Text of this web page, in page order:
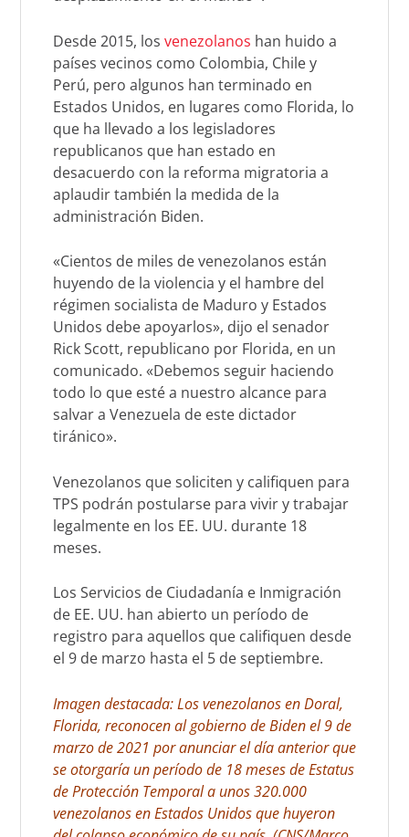
Desde 2015, los venezolanos han huido a
países vecinos como Colombia, Chile y
Perú, pero algunos han terminado en
Estados Unidos, en lugares como Florida, lo
que ha llevado a los legisladores
republicanos que han estado en
desacuerdo con la reforma migratoria a
aplaudir también la medida de la
administración Biden.
«Cientos de miles de venezolanos están
huyendo de la violencia y el hambre del
régimen socialista de Maduro y Estados
Unidos debe apoyarlos», dijo el senador
Rick Scott, republicano por Florida, en un
comunicado. «Debemos seguir haciendo
todo lo que esté a nuestro alcance para
salvar a Venezuela de este dictador
tiránico».
Venezolanos que soliciten y califiquen para
TPS podrán postularse para vivir y trabajar
legalmente en los EE. UU. durante 18
meses.
Los Servicios de Ciudadanía e Inmigración
de EE. UU. han abierto un período de
registro para aquellos que califiquen desde
el 9 de marzo hasta el 5 de septiembre.
Imagen destacada: Los venezolanos en Doral,
Florida, reconocen al gobierno de Biden el 9 de
marzo de 2021 por anunciar el día anterior que
se otorgaría un período de 18 meses de Estatus
de Protección Temporal a unos 320.000
venezolanos en Estados Unidos que huyeron